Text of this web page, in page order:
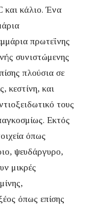
και κάλιο. Ένα
πρωτεΐνης
συνιστώμενης
πλούσια σε
κεστίνη, και
τους
Εκτός
όπως
ψευδάργυρο,
μικρές
όπως επίσης